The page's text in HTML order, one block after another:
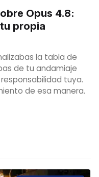
Opus 4.8:
propia
la tabla de
de tu andamiaje
tuya.
de esa manera.